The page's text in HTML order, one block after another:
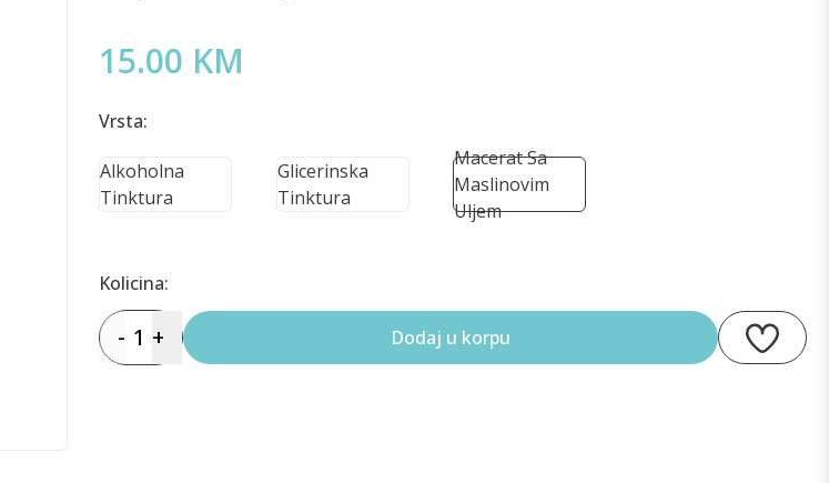
15.00 KM
Vrsta:
Alkoholna
Tinktura
Glicerinska
Tinktura
Macerat Sa
Maslinovim
Uljem
Kolicina:
- 1 + Dodaj u korpu